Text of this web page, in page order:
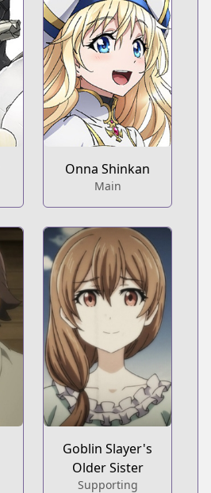
Onna Shinkan
Main
Goblin Slayer's
Older Sister
Supporting